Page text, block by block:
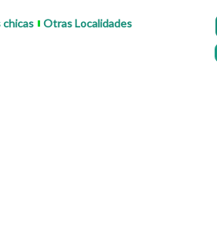
chicas Otras Localidades